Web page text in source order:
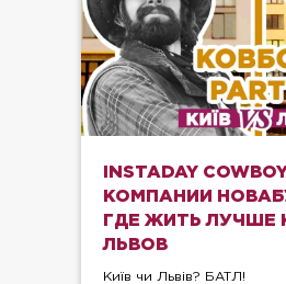
INSTADAY
КОМПАНИИ
ГДЕ ЖИТЬ ЛУЧШЕ
ЛЬВОВ
Київ чи Львів? БАТЛ!